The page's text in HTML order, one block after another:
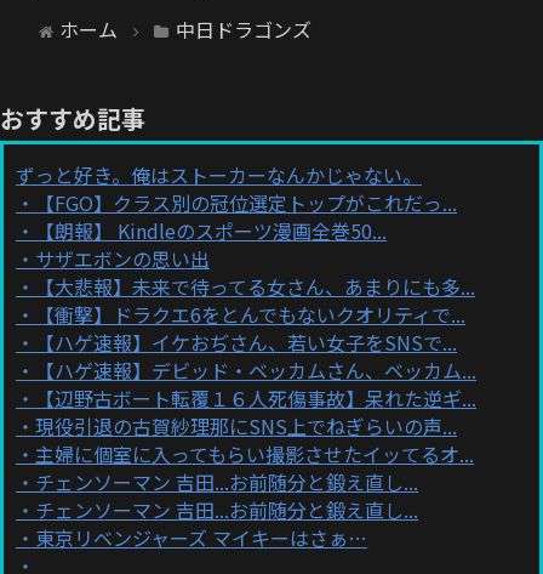
ホーム 中日ドラゴンズ
おすすめ記事
ずっと好き。俺はストーカーなんかじゃない。
【FGO】クラス別の冠位選定トップがこれだっ...
【朗報】 Kindleのスポーツ漫画全巻50...
サザエボンの思い出
【大悲報】未来で待ってる女さん、あまりにも多...
【衝撃】ドラクエ6をとんでもないクオリティで...
【ハゲ速報】イケおぢさん、若い女子をSNSで...
【ハゲ速報】デビッド・ベッカムさん、ベッカム...
【辺野古ボート転覆１６人死傷事故】呆れた逆ギ...
現役引退の古賀紗理那にSNS上でねぎらいの声...
主婦に個室に入ってもらい撮影させたイッてるオ...
チェンソーマン 吉田...お前随分と鍛え直し...
チェンソーマン 吉田...お前随分と鍛え直し...
東京リベンジャーズ マイキーはさぁ…